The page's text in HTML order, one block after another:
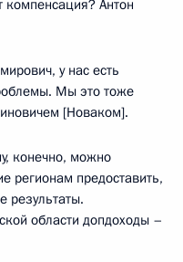
компенсация? Антон
у нас есть
Мы это тоже
[Новаком].
конечно, можно
регионам предоставить,
результаты.
области допдоходы –